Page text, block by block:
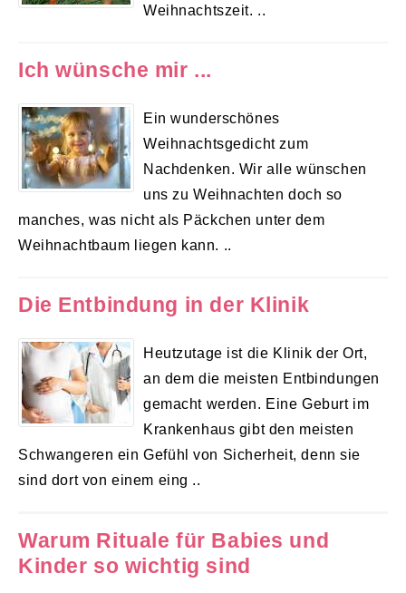
Weihnachtszeit. ..
Ich wünsche mir ...
Ein wunderschönes
Weihnachtsgedicht zum
Nachdenken. Wir alle wünschen
uns zu Weihnachten doch so
manches, was nicht als Päckchen unter dem
Weihnachtbaum liegen kann. ..
Die Entbindung in der Klinik
Heutzutage ist die Klinik der Ort,
an dem die meisten Entbindungen
gemacht werden. Eine Geburt im
Krankenhaus gibt den meisten
Schwangeren ein Gefühl von Sicherheit, denn sie
sind dort von einem eing ..
Warum Rituale für Babies und
Kinder so wichtig sind